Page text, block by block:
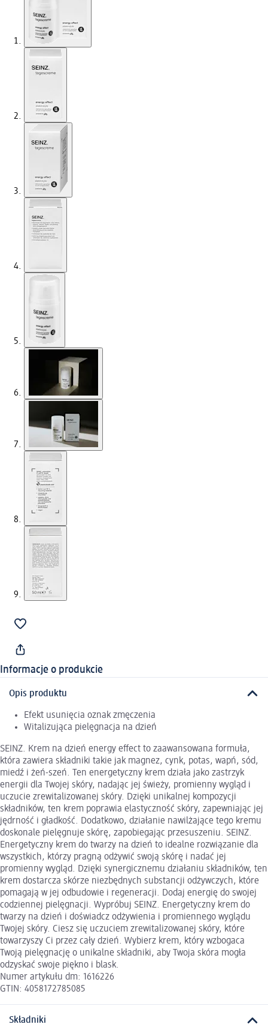
Informacje o produkcie
Opis produktu
Efekt usunięcia oznak zmęczenia
Witalizująca pielęgnacja na dzień
SEINZ. Krem na dzień energy effect to zaawansowana formuła,
która zawiera składniki takie jak magnez, cynk, potas, wapń, sód,
miedź i żeń-szeń. Ten energetyczny krem działa jako zastrzyk
energii dla Twojej skóry, nadając jej świeży, promienny wygląd i
uczucie zrewitalizowanej skóry. Dzięki unikalnej kompozycji
składników, ten krem poprawia elastyczność skóry, zapewniając jej
jędrność i gładkość. Dodatkowo, działanie nawilżające tego kremu
doskonale pielęgnuje skórę, zapobiegając przesuszeniu. SEINZ.
Energetyczny krem do twarzy na dzień to idealne rozwiązanie dla
wszystkich, którzy pragną odżywić swoją skórę i nadać jej
promienny wygląd. Dzięki synergicznemu działaniu składników, ten
krem dostarcza skórze niezbędnych substancji odżywczych, które
pomagają w jej odbudowie i regeneracji. Dodaj energię do swojej
codziennej pielęgnacji. Wypróbuj SEINZ. Energetyczny krem do
twarzy na dzień i doświadcz odżywienia i promiennego wyglądu
Twojej skóry. Ciesz się uczuciem zrewitalizowanej skóry, które
towarzyszy Ci przez cały dzień. Wybierz krem, który wzbogaca
Twoją pielęgnację o unikalne składniki, aby Twoja skóra mogła
odzyskać swoje piękno i blask.
Numer artykułu dm: 1616226
GTIN: 4058172785085
Składniki